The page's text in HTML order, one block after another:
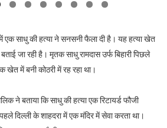
एक साधु की हत्या ने सनसनी फैला दी है। यह हत्या खेत
जा रही है। मृतक साधु रामदास उर्फ बिहारी पिछले
खेत में बनी कोठरी में रह रहा था।
ने बताया कि साधु की हत्या एक रिटायर्ड फौजी
दिल्ली के शाहदरा में एक मंदिर में सेवा करता था।